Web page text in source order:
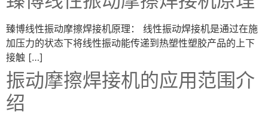
臻博线性振动摩擦焊接机原理： 线性振动焊接机是通过在施
加压力的状态下将线性振动能传递到热塑性塑胶产品的上下
接触 […]
振动摩擦焊接机的应用范围介
绍